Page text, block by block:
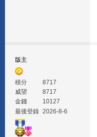
版主
積分
8717
威望
8717
金錢
10127
最後登錄 2026-8-6